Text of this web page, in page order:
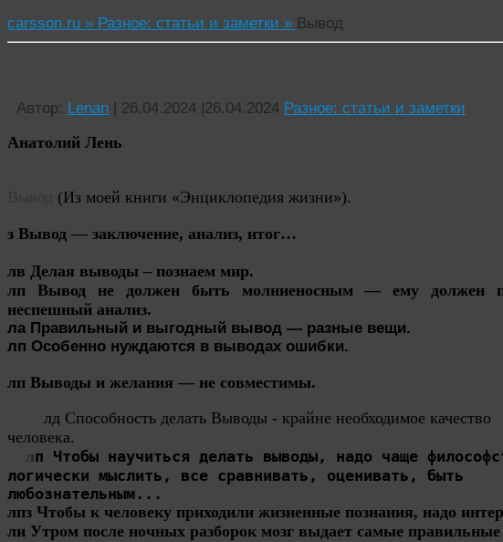
carsson.ru » Разное: статьи и заметки » Вывод
Автор: Lenan | 26.04.2024 |26.04.2024 Разное: статьи и заметки
Анатолий Лень
(Из моей книги «Энциклопедия жизни»).
з Вывод — заключение, анализ, итог…
лв Делая выводы – познаем мир.
лп Вывод не должен быть молниеносным — ему должен
неспешный анализ.
ла Правильный и выгодный вывод — разные вещи.
лп Особенно нуждаются в выводах ошибки.
лп Выводы и желания — не совместимы.
лд Способность делать Выводы - крайне необходимое качество
человека.
лп Чтобы научиться делать выводы, надо чаще
логически мыслить, все сравнивать, оценивать, быть
любознательным...
лпз Чтобы к человеку приходили жизненные познания, надо
ли Утром после ночных разборок мозг выдает самые